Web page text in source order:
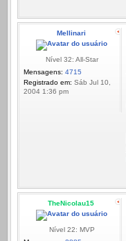
Mellinari
Nível 32: All-Star
Mensagens: 4715
Registrado em: Sáb Jul 10,
2004 1:36 pm
TheNicolau15
Nível 22: MVP